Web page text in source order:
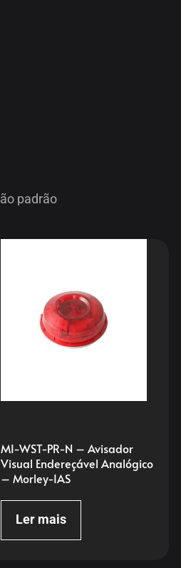
MI-WST-PR-N – Avisador
Visual Endereçável Analógico
– Morley-IAS
Ler mais